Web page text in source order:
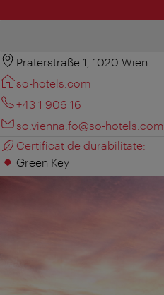
Praterstraße 1, 1020 Wien
so-hotels.com
+43 1 906 16
so.vienna.fo@so-hotels.com
Certificat de durabilitate:
Green Key